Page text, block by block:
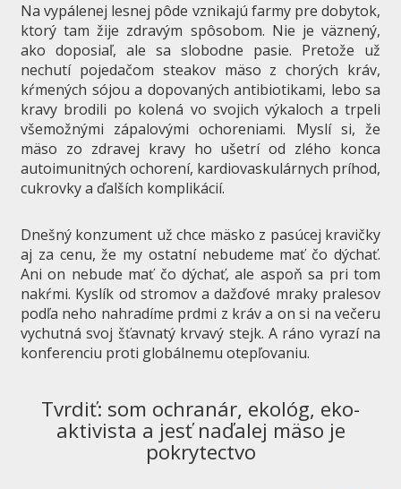
Na vypálenej lesnej pôde vznikajú farmy pre dobytok,
ktorý tam žije zdravým spôsobom. Nie je väznený,
ako doposiaľ, ale sa slobodne pasie. Pretože už
nechutí pojedačom steakov mäso z chorých kráv,
kŕmených sójou a dopovaných antibiotikami, lebo sa
kravy brodili po kolená vo svojich výkaloch a trpeli
všemožnými zápalovými ochoreniami. Myslí si, že
mäso zo zdravej kravy ho ušetrí od zlého konca
autoimunitných ochorení, kardiovaskulárnych príhod,
cukrovky a ďalších komplikácií.
Dnešný konzument už chce mäsko z pasúcej kravičky
aj za cenu, že my ostatní nebudeme mať čo dýchať.
Ani on nebude mať čo dýchať, ale aspoň sa pri tom
nakŕmi. Kyslík od stromov a dažďové mraky pralesov
podľa neho nahradíme prdmi z kráv a on si na večeru
vychutná svoj šťavnatý krvavý stejk. A ráno vyrazí na
konferenciu proti globálnemu otepľovaniu.
Tvrdiť: som ochranár, ekológ, eko-
aktivista a jesť naďalej mäso je
pokrytectvo